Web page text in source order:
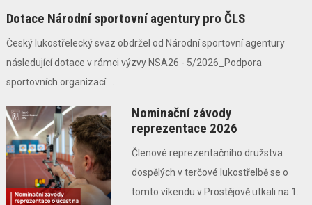
Dotace Národní sportovní agentury pro ČLS
Český lukostřelecký svaz obdržel od Národní sportovní agentury
následující dotace v rámci výzvy NSA26 - 5/2026_Podpora
sportovních organizací ...
Nominační závody
reprezentace 2026
Členové reprezentačního družstva
dospělých v terčové lukostřelbě se o
tomto víkendu v Prostějově utkali na 1.